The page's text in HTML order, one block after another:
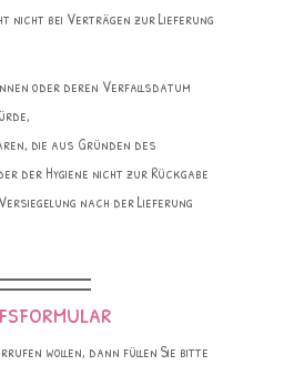
nicht bei Verträgen zur Lieferung
oder deren Verfallsdatum
die aus Gründen des
der Hygiene nicht zur Rückgabe
nach der Lieferung
wollen, dann füllen Sie bitte